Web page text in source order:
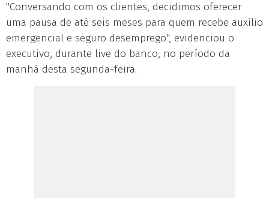
"Conversando com os clientes, decidimos oferecer
uma pausa de até seis meses para quem recebe auxílio
emergencial e seguro desemprego", evidenciou o
executivo, durante live do banco, no período da
manhã desta segunda-feira.